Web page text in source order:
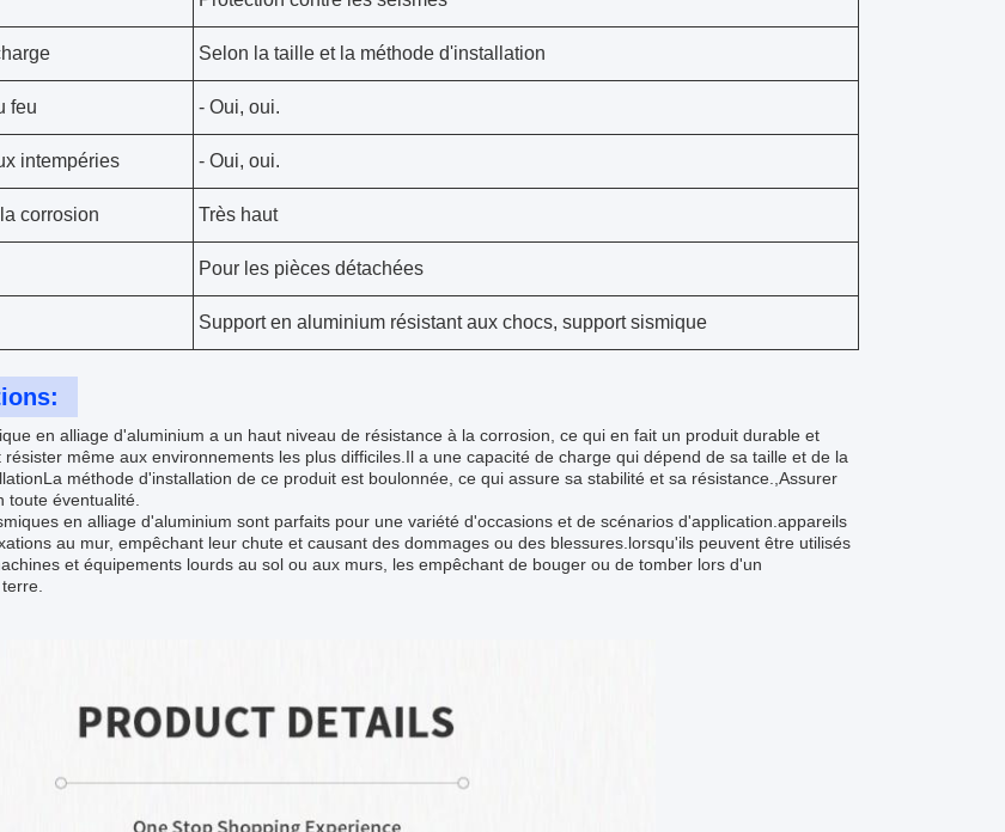
Selon la taille et la méthode d'installation
feu - Oui, oui.
intempéries - Oui, oui.
corrosion Très haut
Pour les pièces détachées
Support en aluminium résistant aux chocs, support sismique
en alliage d'aluminium a un haut niveau de résistance à la corrosion, ce qui en fait un produit durable et
même aux environnements les plus difficiles.Il a une capacité de charge qui dépend de sa taille et de la
méthode d'installation de ce produit est boulonnée, ce qui assure sa stabilité et sa résistance.,Assurer
toute éventualité.
en alliage d'aluminium sont parfaits pour une variété d'occasions et de scénarios d'application.appareils
au mur, empêchant leur chute et causant des dommages ou des blessures.lorsqu'ils peuvent être utilisés
et équipements lourds au sol ou aux murs, les empêchant de bouger ou de tomber lors d'un